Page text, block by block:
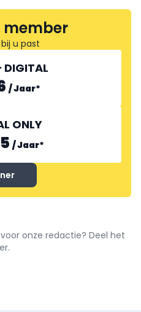
u past
DIGITAL
/Jaar*
ONLY
/Jaar*
onze redactie? Deel het